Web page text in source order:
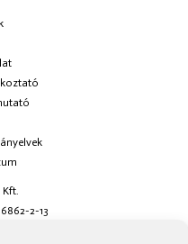
2-13